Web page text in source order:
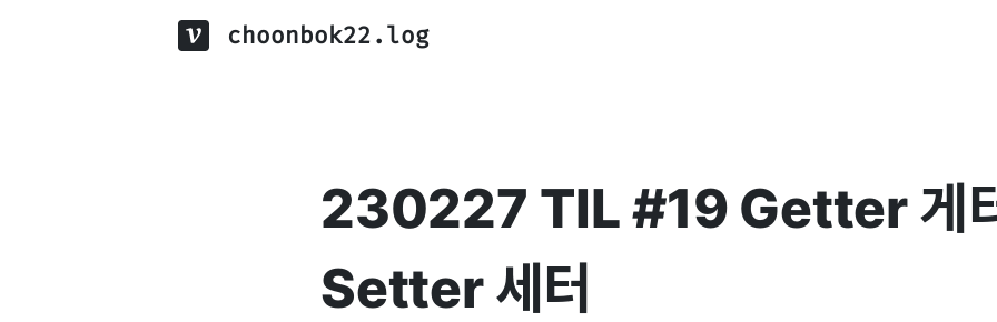
choonbok22.log
230227 TIL #19 Getter 게
Setter 세터